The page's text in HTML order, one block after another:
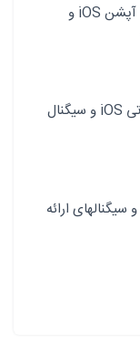
ویدیو سیگنال های باینری آپشن iOS و
ویدیو سیگنال های معاملاتی iOS و سیگنال
ویدیو تحلیل تکنیکال iOS و سیگنالهای ارائه